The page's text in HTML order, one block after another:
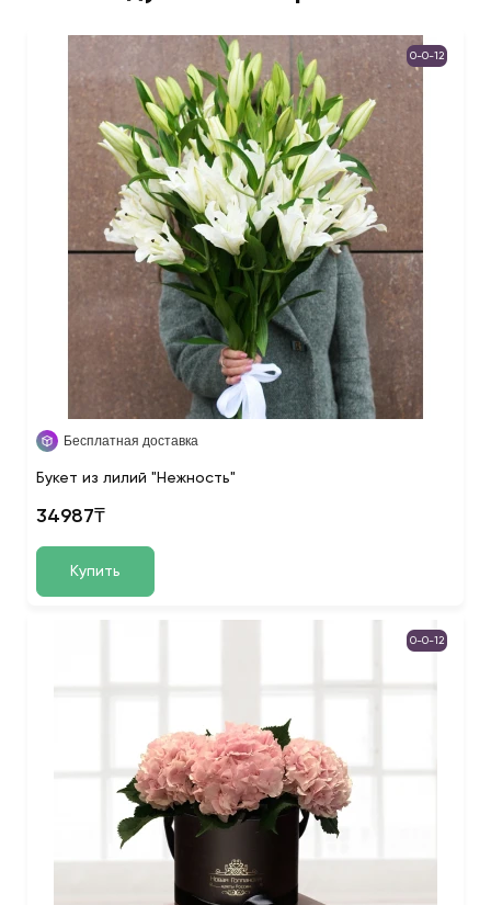
0-0-12
Бесплатная доставка
Букет из лилий "Нежность"
34987₸
Купить
0-0-12